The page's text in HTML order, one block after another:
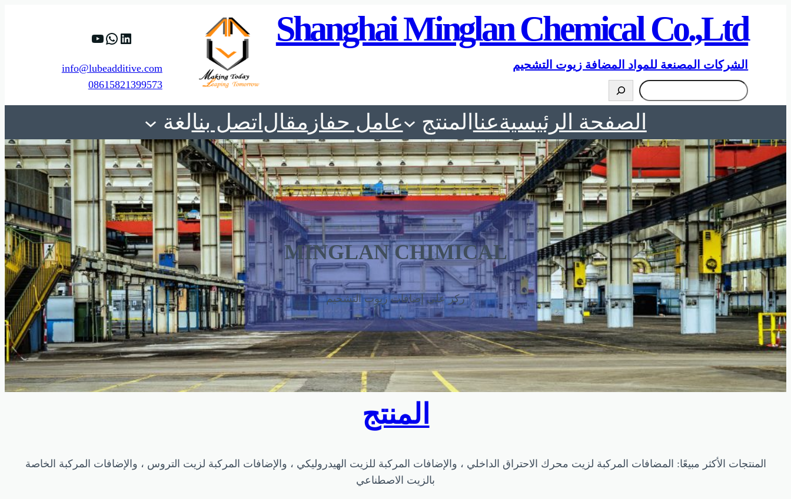
Shanghai Minglan Chemical Co.,Ltd
الشركات المصنعة للمواد المضافة زيوت التشحيم
搜
索
https://www.linkedin.com/company/shanghai-minglan-chemical-co–ltd
info@lubeadditive.com
08615821399573
الصفحة الرئيسيةعنا المنتج عامل حفاز مقال اتصل بنالغة
MINGLAN CHIMICAL
ركز على إضافات زيوت التشحيم
المنتج
المنتجات الأكثر مبيعًا: المضافات المركبة لزيت محرك الاحتراق الداخلي ، والإضافات المركبة للزيت الهيدروليكي ، والإضافات المركبة لزيت التروس ، والإضافات المركبة الخاصة
بالزيت الاصطناعي